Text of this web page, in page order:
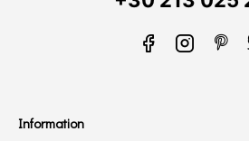
Information